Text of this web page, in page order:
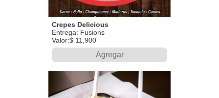
Crepes Delicious
Entrega: Fusions
Valor:$ 11,900
Agregar